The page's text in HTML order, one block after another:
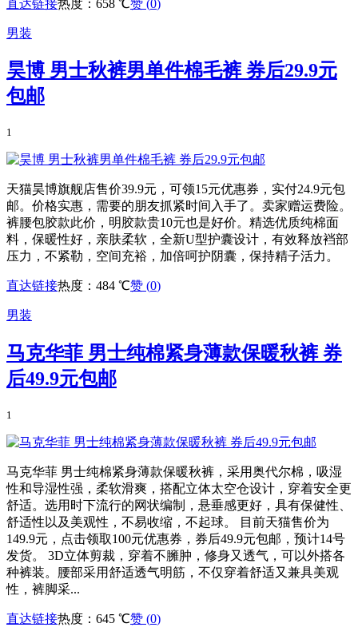
直达链接热度：658 ℃赞 (0)
男装
昊博 男士秋裤男单件棉毛裤 券后29.9元
包邮
1
天猫昊博旗舰店售价39.9元，可领15元优惠券，实付24.9元包
邮。价格实惠，需要的朋友抓紧时间入手了。卖家赠运费险。
裤腰包胶款此价，明胶款贵10元也是好价。精选优质纯棉面
料，保暖性好，亲肤柔软，全新U型护囊设计，有效释放裆部
压力，不紧勒，空间充裕，加倍呵护阴囊，保持精子活力。
直达链接热度：484 ℃赞 (0)
男装
马克华菲 男士纯棉紧身薄款保暖秋裤 券
后49.9元包邮
1
马克华菲 男士纯棉紧身薄款保暖秋裤，采用奥代尔棉，吸湿
性和导湿性强，柔软滑爽，搭配立体太空仓设计，穿着安全更
舒适。选用时下流行的网状编制，悬垂感更好，具有保健性、
舒适性以及美观性，不易收缩，不起球。 目前天猫售价为
149.9元，点击领取100元优惠券，券后49.9元包邮，预计14号
发货。 3D立体剪裁，穿着不臃肿，修身又透气，可以外搭各
种裤装。腰部采用舒适透气明筋，不仅穿着舒适又兼具美观
性，裤脚采...
直达链接热度：645 ℃赞 (0)